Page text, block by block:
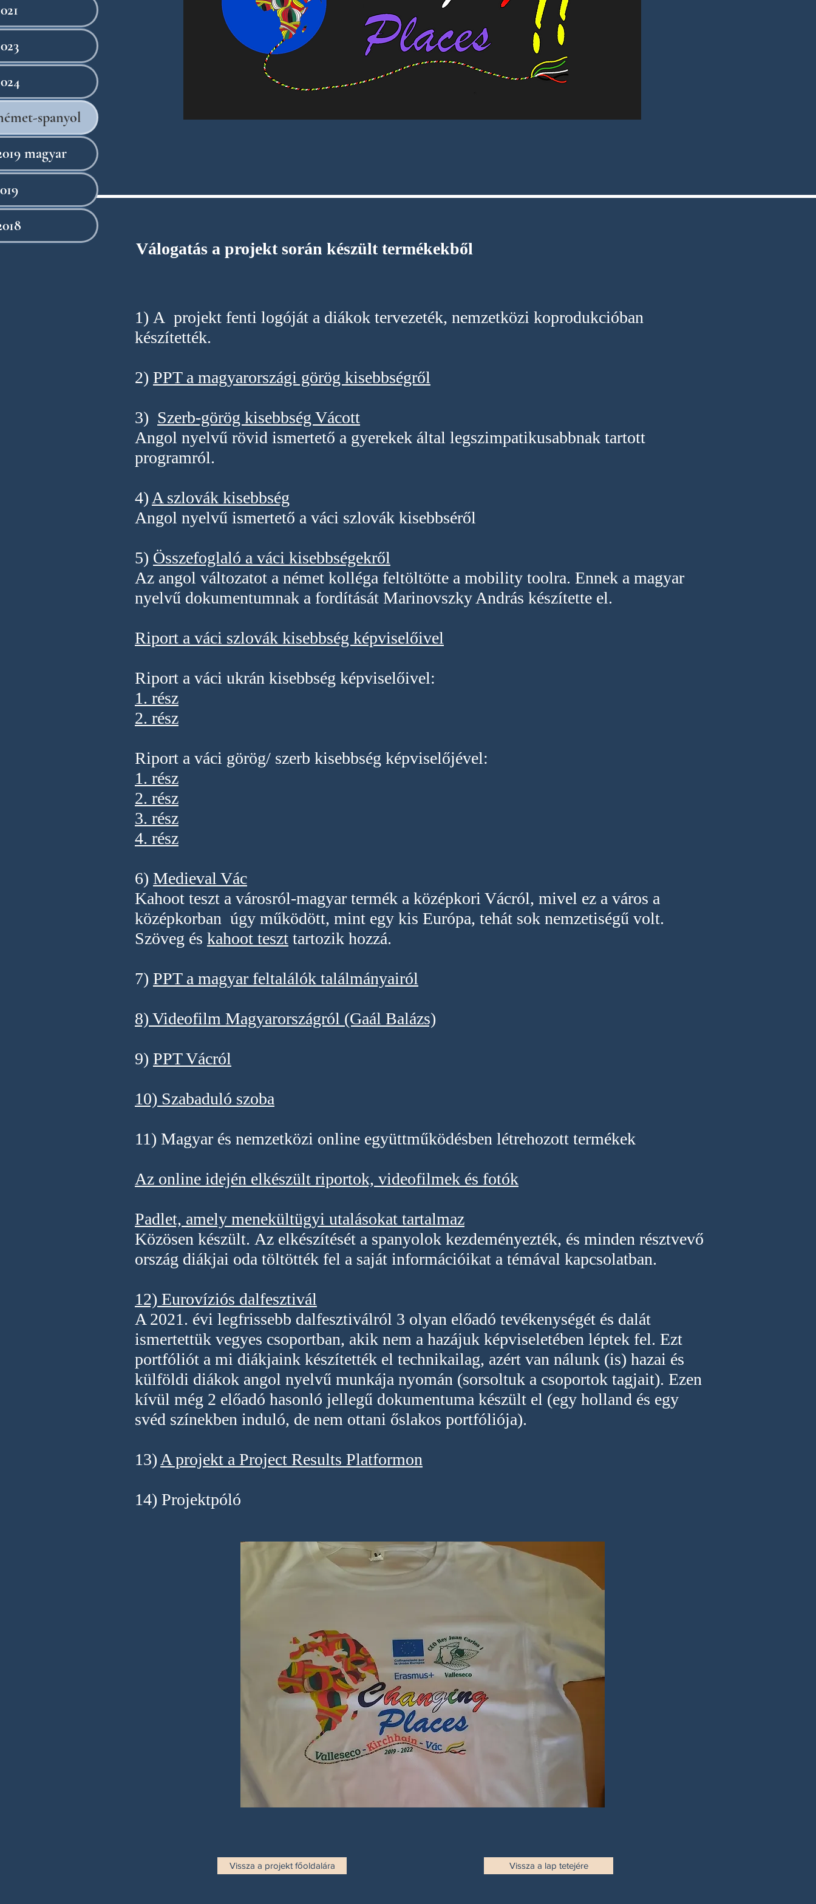
Válogatás a projekt során készült termékekből
1) A projekt fenti logóját a diákok tervezeték, nemzetközi koprodukcióban
készítették.
2) PPT a magyarországi görög kisebbségről
3) Szerb-görög kisebbség Vácott
Angol nyelvű rövid ismertető a gyerekek által legszimpatikusabbnak tartott
programról.
4) A szlovák kisebbség
Angol nyelvű ismertető a váci szlovák kisebbséről
5) Összefoglaló a váci kisebbségekről
Az angol változatot a német kolléga feltöltötte a mobility toolra. Ennek a magyar
nyelvű dokumentumnak a fordítását Marinovszky András készítette el.
Riport a váci szlovák kisebbség képviselőivel
Riport a váci ukrán kisebbség képviselőivel:
1. rész
2. rész
Riport a váci görög/ szerb kisebbség képviselőjével:
1. rész
2. rész
3. rész
4. rész
6) Medieval Vác
Kahoot teszt a városról-magyar termék a középkori Vácról, mivel ez a város a
középkorban úgy működött, mint egy kis Európa, tehát sok nemzetiségű volt.
Szöveg és kahoot teszt tartozik hozzá.
7) PPT a magyar feltalálók találmányairól
8) Videofilm Magyarországról (Gaál Balázs)
9) PPT Vácról
10) Szabaduló szoba
11) Magyar és nemzetközi online együttműködésben létrehozott termékek
Az online idején elkészült riportok, videofilmek és fotók
Padlet, amely menekültügyi utalásokat tartalmaz
Közösen készült. Az elkészítését a spanyolok kezdeményezték, és minden résztvevő
ország diákjai oda töltötték fel a saját információikat a témával kapcsolatban.
12) Eurovíziós dalfesztivál
A 2021. évi legfrissebb dalfesztiválról 3 olyan előadó tevékenységét és dalát
ismertettük vegyes csoportban, akik nem a hazájuk képviseletében léptek fel. Ezt
portfóliót a mi diákjaink készítették el technikailag, azért van nálunk (is) hazai és
külföldi diákok angol nyelvű munkája nyomán (sorsoltuk a csoportok tagjait). Ezen
kívül még 2 előadó hasonló jellegű dokumentuma készült el (egy holland és egy
svéd színekben induló, de nem ottani őslakos portfóliója).
13) A projekt a Project Results Platformon
14) Projektpóló
Vissza a projekt főoldalára Vissza a lap tetejére
spanyol
magyar